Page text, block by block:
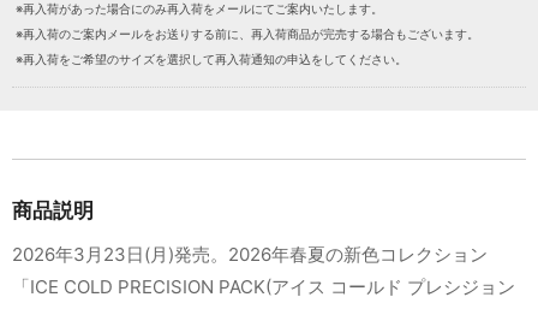
※再入荷があった場合にのみ再入荷をメールにてご案内いたします。
※再入荷のご案内メールをお送りする前に、再入荷商品が完売する場合もございます。
※再入荷をご希望のサイズを選択して再入荷通知の申込をしてください。
商品説明
2026年3月23日(月)発売。2026年春夏の新色コレクション
「ICE COLD PRECISION PACK(アイス コールド プレシジョン